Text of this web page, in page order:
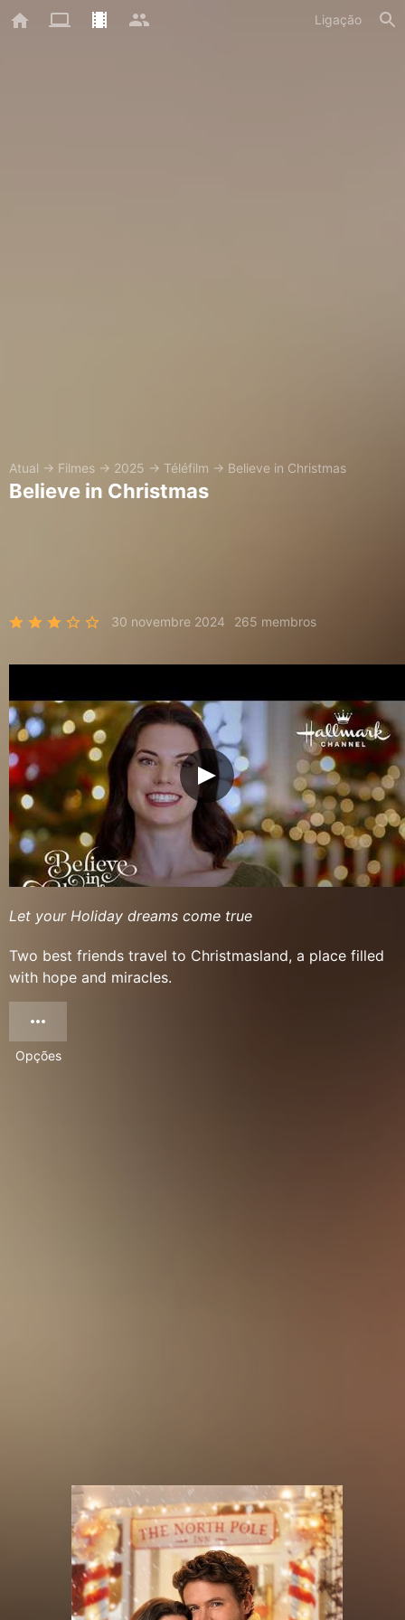
Ligação
Atual → Filmes → 2025 → Téléfilm → Believe in Christmas
Believe in Christmas
30 novembre 2024 265 membros
Let your Holiday dreams come true
Two best friends travel to Christmasland, a place filled
with hope and miracles.
Opções